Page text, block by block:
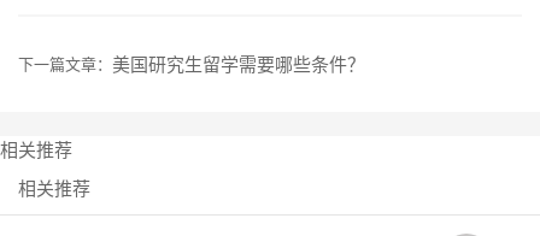
下一篇文章： 美国研究生留学需要哪些条件？
相关推荐
相关推荐